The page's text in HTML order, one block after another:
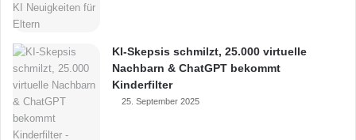
KI-Skepsis schmilzt, 25.000 virtuelle
Nachbarn & ChatGPT bekommt
Kinderfilter
25. September 2025